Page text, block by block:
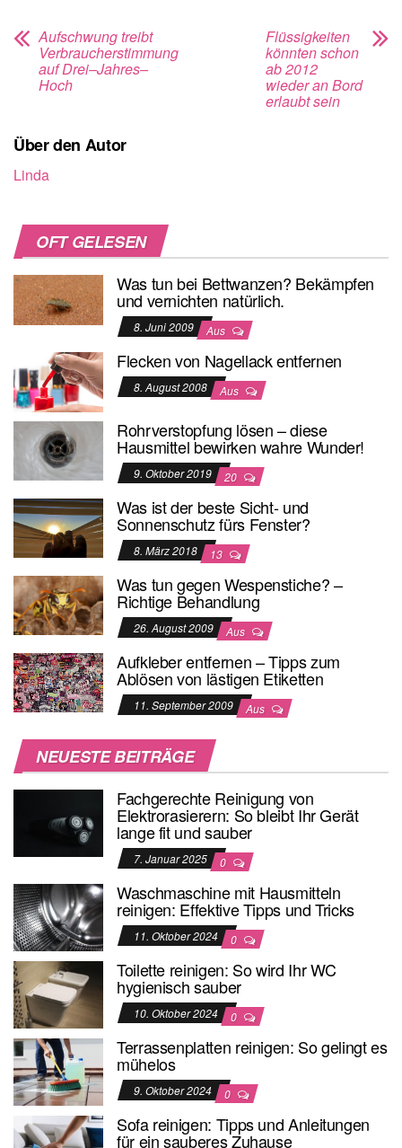
Aufschwung treibt
Verbraucherstimmung
auf Drei–Jahres–
Hoch
Flüssigkeiten
könnten schon
ab 2012
wieder an Bord
erlaubt sein
Über den Autor
Linda
OFT GELESEN
Was tun bei Bettwanzen? Bekämpfen
und vernichten natürlich.
8. Juni 2009 Aus
Flecken von Nagellack entfernen
8. August 2008 Aus
Rohrverstopfung lösen – diese
Hausmittel bewirken wahre Wunder!
9. Oktober 2019 20
Was ist der beste Sicht- und
Sonnenschutz fürs Fenster?
8. März 2018 13
Was tun gegen Wespenstiche? –
Richtige Behandlung
26. August 2009 Aus
Aufkleber entfernen – Tipps zum
Ablösen von lästigen Etiketten
11. September 2009 Aus
NEUESTE BEITRÄGE
Fachgerechte Reinigung von
Elektrorasierern: So bleibt Ihr Gerät
lange fit und sauber
7. Januar 2025 0
Waschmaschine mit Hausmitteln
reinigen: Effektive Tipps und Tricks
11. Oktober 2024 0
Toilette reinigen: So wird Ihr WC
hygienisch sauber
10. Oktober 2024 0
Terrassenplatten reinigen: So gelingt es
mühelos
9. Oktober 2024 0
Sofa reinigen: Tipps und Anleitungen
für ein sauberes Zuhause